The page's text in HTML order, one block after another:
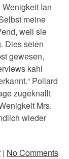
Ian
meine
weil sie
Dies seien
gewesen,
kahl
Pollard
zugeknallt
Mrs.
wieder
| No Comments